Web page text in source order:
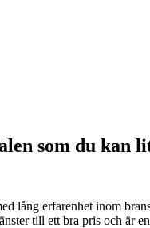
som du kan
lång erfarenhet inom
till ett bra pris och är